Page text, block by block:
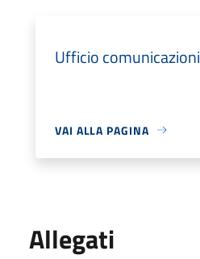
Ufficio comunicazioni
VAI ALLA PAGINA
Allegati